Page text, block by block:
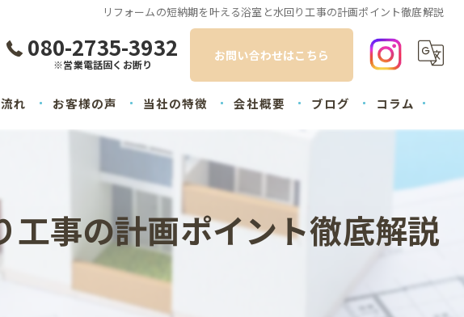
リフォームの短納期を叶える浴室と水回り工事の計画ポイント徹底解説
080-2735-3932
※営業電話固くお断り
お問い合わせはこちら
れ お客様の声 当社の特徴
内装
外装
塗装
水回り
会社概要 ブログ コラム
工事の計画ポイント徹底解説